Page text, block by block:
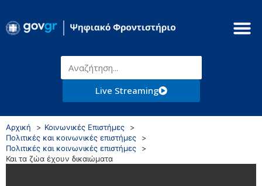
Live Streaming
Αρχική
Κοινωνικές Επιστήμες
Πολιτικές και κοινωνικές επιστήμες
Πολιτικές και κοινωνικές επιστήμες
Και τα ζώα έχουν δικαιώματα